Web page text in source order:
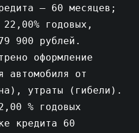
– 60 месяцев;
годовых,
900 рублей.
оформление
автомобиля от
утраты (гибели).
% годовых
кредита 60